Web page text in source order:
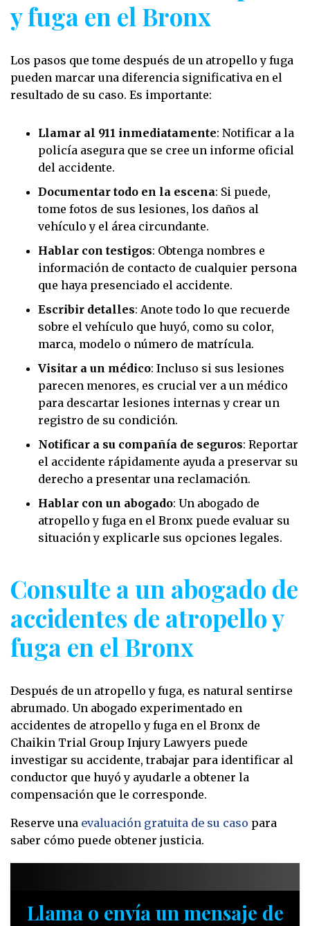
y fuga en el Bronx
Los pasos que tome después de un atropello y fuga
pueden marcar una diferencia significativa en el
resultado de su caso. Es importante:
Llamar al 911 inmediatamente: Notificar a la
policía asegura que se cree un informe oficial
del accidente.
Documentar todo en la escena: Si puede,
tome fotos de sus lesiones, los daños al
vehículo y el área circundante.
Hablar con testigos: Obtenga nombres e
información de contacto de cualquier persona
que haya presenciado el accidente.
Escribir detalles: Anote todo lo que recuerde
sobre el vehículo que huyó, como su color,
marca, modelo o número de matrícula.
Visitar a un médico: Incluso si sus lesiones
parecen menores, es crucial ver a un médico
para descartar lesiones internas y crear un
registro de su condición.
Notificar a su compañía de seguros: Reportar
el accidente rápidamente ayuda a preservar su
derecho a presentar una reclamación.
Hablar con un abogado: Un abogado de
atropello y fuga en el Bronx puede evaluar su
situación y explicarle sus opciones legales.
Consulte a un abogado de
accidentes de atropello y
fuga en el Bronx
Después de un atropello y fuga, es natural sentirse
abrumado. Un abogado experimentado en
accidentes de atropello y fuga en el Bronx de
Chaikin Trial Group Injury Lawyers puede
investigar su accidente, trabajar para identificar al
conductor que huyó y ayudarle a obtener la
compensación que le corresponde.
Reserve una evaluación gratuita de su caso para
saber cómo puede obtener justicia.
Llama o envía un mensaje de